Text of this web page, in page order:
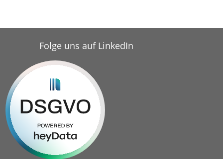
Folge uns auf LinkedIn